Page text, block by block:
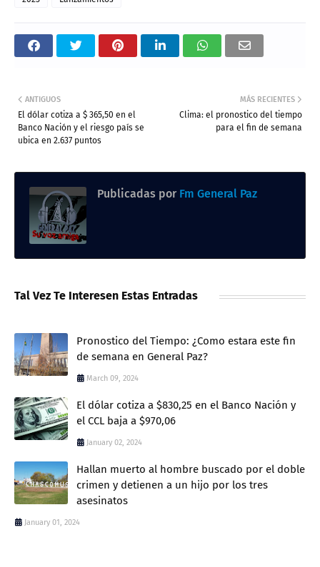
MÁS RECIENTES
Clima: el pronostico del tiempo
para el fin de semana
ANTIGUOS
El dólar cotiza a $ 365,50 en el
Banco Nación y el riesgo país se
ubica en 2.637 puntos
Publicadas por Fm General Paz
Tal Vez Te Interesen Estas Entradas
Pronostico del Tiempo: ¿Como estara este fin
de semana en General Paz?
March 09, 2024
El dólar cotiza a $830,25 en el Banco Nación y
el CCL baja a $970,06
January 02, 2024
Hallan muerto al hombre buscado por el doble
crimen y detienen a un hijo por los tres
asesinatos
January 01, 2024